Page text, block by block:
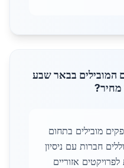
המובילים בבאר שבע
מחיר?
מובילים בתחום
חברות עם ניסיון
אזוריים